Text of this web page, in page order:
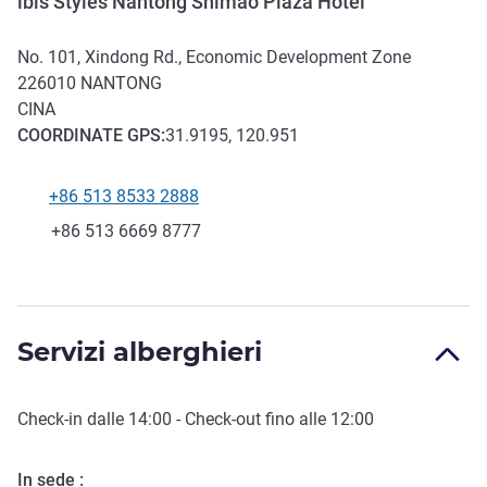
No. 101, Xindong Rd., Economic Development Zone
226010 NANTONG
CINA
COORDINATE GPS:31.9195, 120.951
Telefono
+86 513 8533 2888
Fax
+86 513 6669 8777
Servizi alberghieri
Check-in dalle 14:00 - Check-out fino alle 12:00
In sede